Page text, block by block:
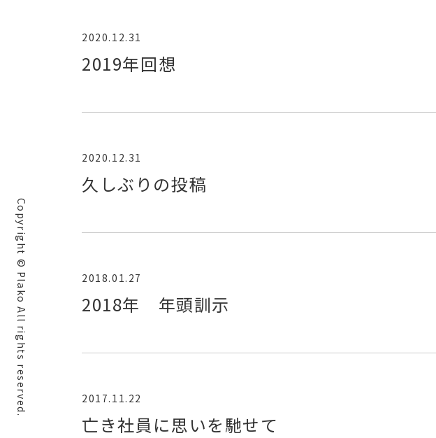
2020.12.31
2019年回想
2020.12.31
久しぶりの投稿
2018.01.27
2018年 年頭訓示
2017.11.22
亡き社員に思いを馳せて
Copyright © Plako All rights reserved.